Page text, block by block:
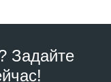
Задайте